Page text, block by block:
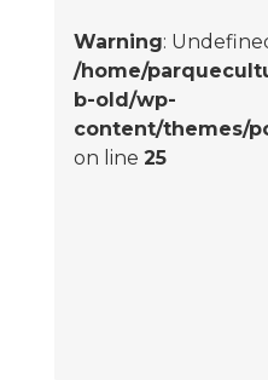
Warning:
/home/
b-old/wp-
content/themes/
on line 25